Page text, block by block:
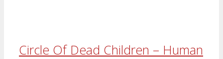
Circle Of Dead Children – Human